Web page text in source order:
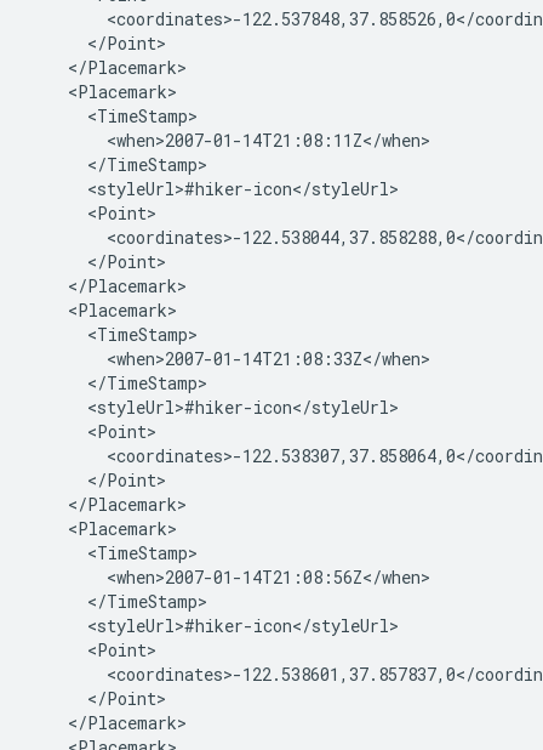
<coordinates>-122.537848,37.858526,0</
      </Point>
    </Placemark>
    <Placemark>
      <TimeStamp>
        <when>2007-01-14T21:08:11Z</when>
      </TimeStamp>
      <styleUrl>#hiker-icon</styleUrl>
      <Point>
<coordinates>-122.538044,37.858288,0</
      </Point>
    </Placemark>
    <Placemark>
      <TimeStamp>
        <when>2007-01-14T21:08:33Z</when>
      </TimeStamp>
      <styleUrl>#hiker-icon</styleUrl>
      <Point>
<coordinates>-122.538307,37.858064,0</
      </Point>
    </Placemark>
    <Placemark>
      <TimeStamp>
        <when>2007-01-14T21:08:56Z</when>
      </TimeStamp>
      <styleUrl>#hiker-icon</styleUrl>
      <Point>
<coordinates>-122.538601,37.857837,0</
      </Point>
    </Placemark>